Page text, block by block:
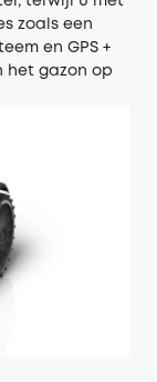
zoals een
en GPS +
het gazon op